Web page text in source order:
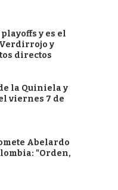
y es el
y
directos
la Quiniela y
viernes 7 de
Abelardo
"Orden,